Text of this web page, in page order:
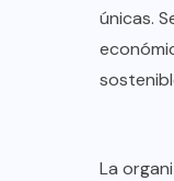
únicas.
La